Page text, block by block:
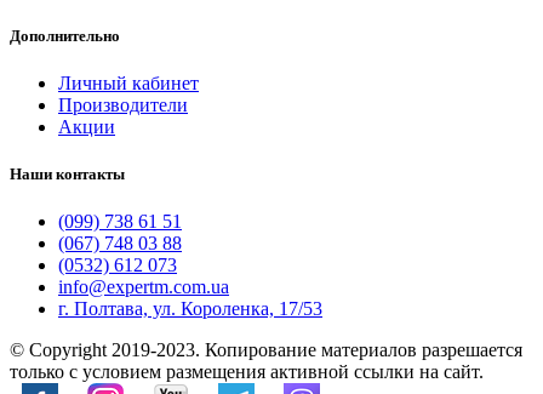
Дополнительно
Личный кабинет
Производители
Акции
Наши контакты
(099) 738 61 51
(067) 748 03 88
(0532) 612 073
info@expertm.com.ua
г. Полтава, ул. Короленка, 17/53
© Copyright 2019-2023. Копирование материалов разрешается
только с условием размещения активной ссылки на сайт.